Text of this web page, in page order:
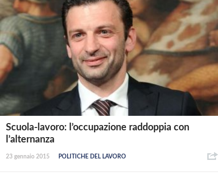
Scuola-lavoro: l’occupazione raddoppia con
l’alternanza
23 gennaio 2015 POLITICHE DEL LAVORO